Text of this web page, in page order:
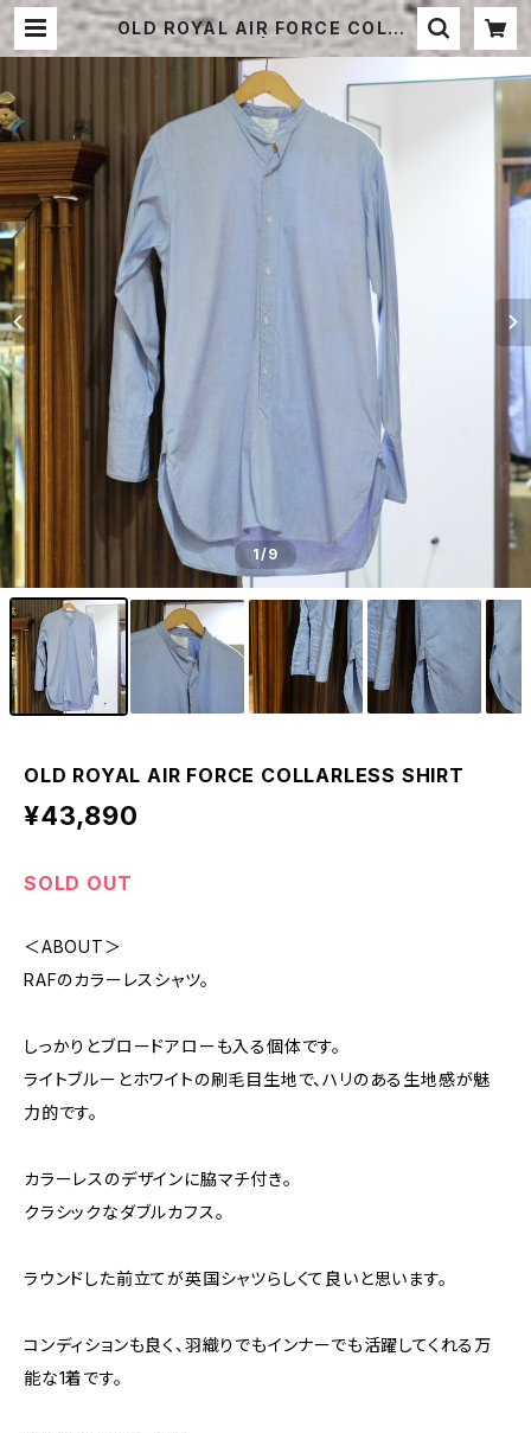
OLD ROYAL AIR FORCE COLLA
RLESS SHIRT | STRAYSHEEP
ONLINE
1/9
OLD ROYAL AIR FORCE COLLARLESS SHIRT
¥43,890
SOLD OUT
＜ABOUT＞
RAFのカラーレスシャツ。
しっかりとブロードアローも入る個体です。
ライトブルーとホワイトの刷毛目生地で、ハリのある生地感が魅
力的です。
カラーレスのデザインに脇マチ付き。
クラシックなダブルカフス。
ラウンドした前立てが英国シャツらしくて良いと思います。
コンディションも良く、羽織りでもインナーでも活躍してくれる万
能な1着です。